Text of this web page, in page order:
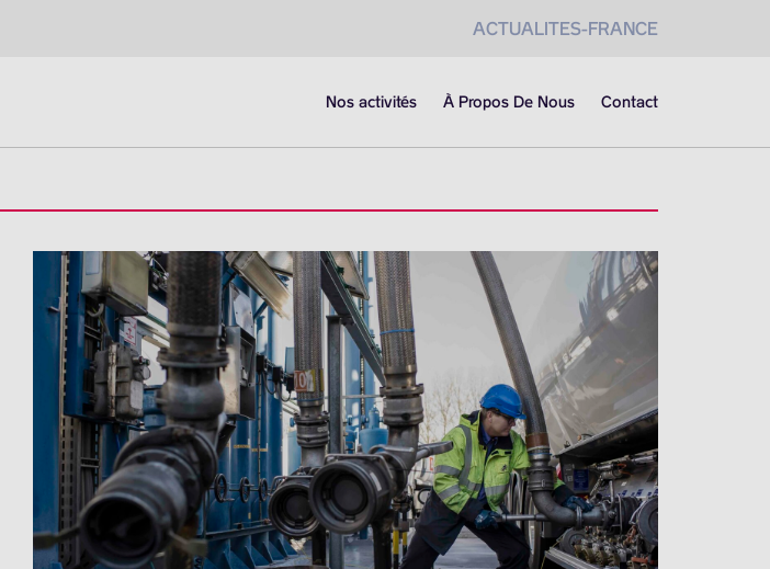
ACTUALITES-FRANCE
Nos activités À Propos De Nous Contact